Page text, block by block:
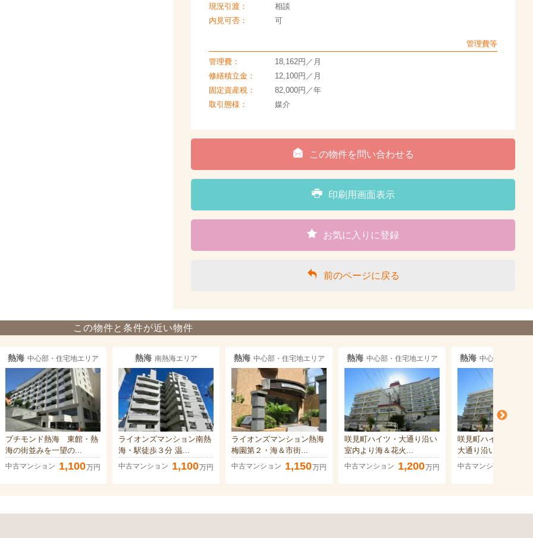
現況引渡：
相談
内見可否：
可
管理費等
管理費：
18,162円／月
修繕積立金：
12,100円／月
固定資産税：
82,000円／年
取引態様：
媒介
この物件を問い合わせる
印刷用画面表示
お気に入りに登録
前のページに戻る
この物件と条件が近い物件
熱海 中心部・住宅地エリア
プチモンド熱海 東館・熱
海の街並みを一望の...
中古マンション 1,100万円
熱海 南熱海エリア
ライオンズマンション南熱
海・駅徒歩３分 温...
中古マンション 1,100万円
熱海 中心部・住宅地エリア
ライオンズマンション熱海
梅園第２・海＆市街...
中古マンション 1,150万円
熱海 中心部・住宅地エリア
咲見町ハイツ・大通り沿い
室内より海＆花火...
中古マンション 1,200万円
熱海 中心部・住宅地
咲見町ハイツ・賑わ
大通り沿い生活＆交
中古マンション